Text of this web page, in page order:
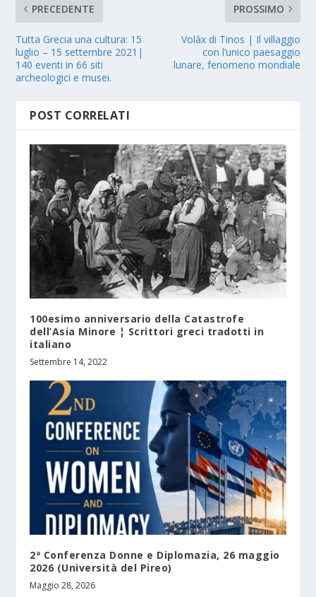
PRECEDENTE
Tutta Grecia una cultura: 15
luglio – 15 settembre 2021|
140 eventi in 66 siti
archeologici e musei.
PROSSIMO
Volàx di Tinos | Il villaggio
con l’unico paesaggio
lunare, fenomeno mondiale
POST CORRELATI
100esimo anniversario della Catastrofe
dell’Asia Minore ¦ Scrittori greci tradotti in
italiano
Settembre 14, 2022
2ª Conferenza Donne e Diplomazia, 26 maggio
2026 (Università del Pireo)
Maggio 28, 2026